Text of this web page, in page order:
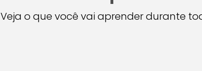
Veja o que você vai aprender durante